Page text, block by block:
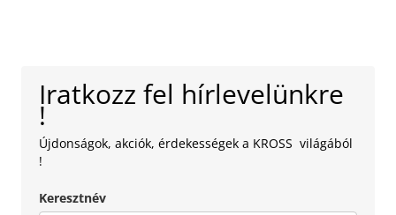
Iratkozz fel hírlevelünkre
!
Újdonságok, akciók, érdekességek a KROSS világából
!
Keresztnév